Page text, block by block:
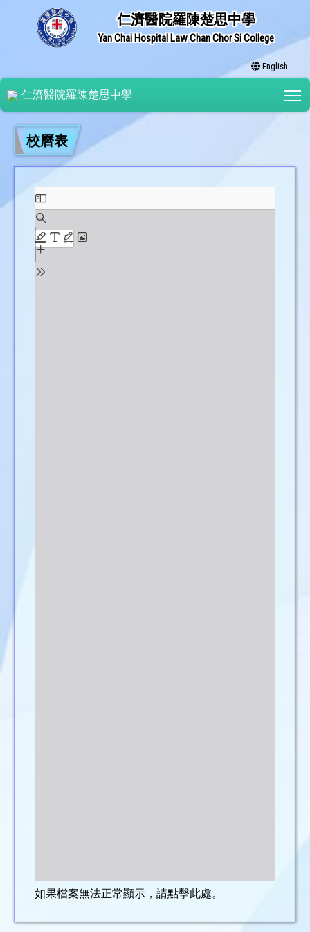
仁濟醫院羅陳楚思中學
Yan Chai Hospital Law Chan Chor Si College
English
仁濟醫院羅陳楚思中學
校曆表
如果檔案無法正常顯示，請點擊此處。